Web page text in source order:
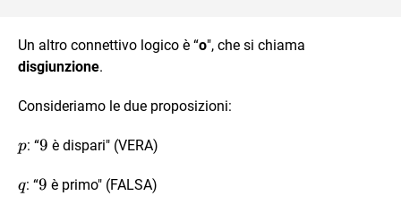
Un altro connettivo logico è “o", che si chiama
disgiunzione.
Consideriamo le due proposizioni:
p
p: “9
9 è dispari" (VERA)
q
q: “9
9 è primo" (FALSA)